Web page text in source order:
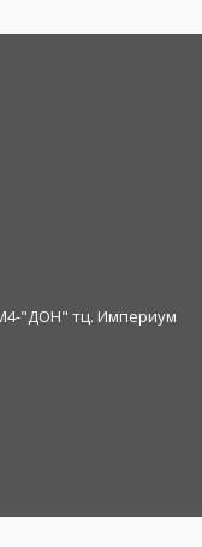
"ДОН" тц. Империум